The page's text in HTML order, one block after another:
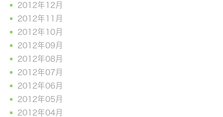
2012年12月
2012年11月
2012年10月
2012年09月
2012年08月
2012年07月
2012年06月
2012年05月
2012年04月